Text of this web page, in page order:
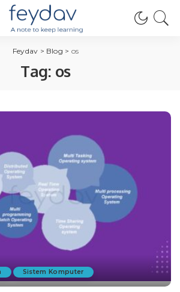
Feydav > Blog > os
Tag: os
Sistem Komputer